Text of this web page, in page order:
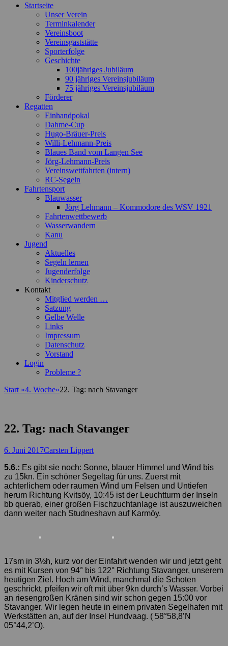
Zum
Startseite
Unser Verein
Terminkalender
Vereinsboot
Vereinsgaststätte
Sporterfolge
Geschichte
100jähriges Jubiläum
90 jähriges Vereinsjubiläum
75 jähriges Vereinsjubiläum
Förderer
Regatten
Einhandpokal
Dahme-Cup
Hugo-Bräuer-Preis
Willi-Lehmann-Preis
Blaues Band vom Langen See
Jörg-Lehmann-Preis
Vereinswettfahrten (intern)
RC-Segeln
Fahrtensport
Blauwasser
Jörg Lehmann – Kommodore des WSV 1921
Fahrtenwettbewerb
Wasserwandern
Kanu
Jugend
Aktuelles
Segeln lernen
Jugenderfolge
Kinderschutz
Kontakt
Mitglied werden …
Satzung
Gelbe Welle
Links
Impressum
Datenschutz
Vorstand
Login
Probleme ?
Start »4. Woche»22. Tag: nach Stavanger
22. Tag: nach Stavanger
Posted
6. Juni 2017Autor
Carsten Lippert
5.6.: Es gibt sie noch: Sonne, blauer Himmel und Wind bis
zu 15kn. Ein schöner Segeltag für uns. Zuerst mit
achterlichem oder raumen Wind um Felsen und Untiefen
herum Richtung Kvitsöy, 10:45 ist der Leuchtturm der Inseln
bb querab, einer großen Fischzuchtanlage ist auszuweichen
dann weiter nach Studneshavn auf Karmöy.
17sm in 3½h, kurz vor der Einfahrt wenden wir und jetzt geht
es mit Kursen von 94° bis 122° Richtung Stavanger, unserem
heutigen Ziel. Hoch am Wind, manchmal die Schoten
geschrickt, pfeifen wir oft mit über 9kn durch’s Wasser. Vorbei
an riesengroßen Kränen sind wir schon gegen 15:00 vor
Stavanger. Wir legen heute in einem privaten Segelhafen mit
Werkstätten an, auf der Insel Hundvaag. ( 58°58,8’N
05°44,2’O).